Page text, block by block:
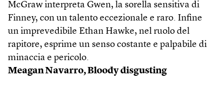
McGraw interpreta Gwen, la sorella sensitiva di
Finney, con un talento eccezionale e raro. Infine
un imprevedibile Ethan Hawke, nel ruolo del
rapitore, esprime un senso costante e palpabile di
minaccia e pericolo.
Meagan Navarro, Bloody disgusting